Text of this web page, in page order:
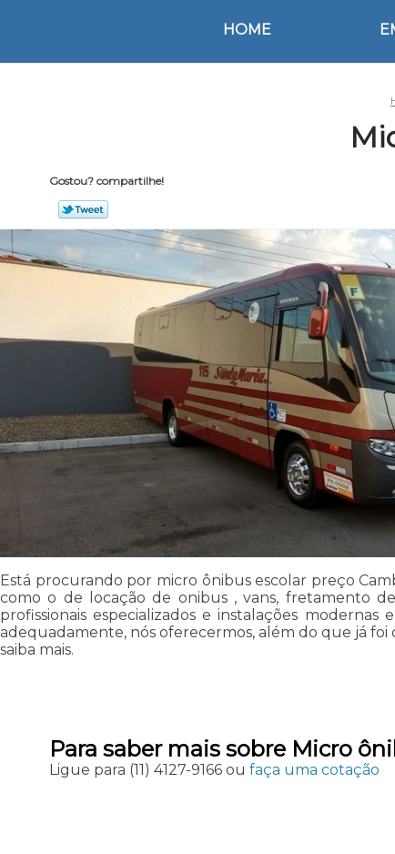
HOME
Gostou? compartilhe!
Está procurando por micro ônibus escolar preço
como o de locação de onibus , vans, fretamento
profissionais especializados e instalações
adequadamente, nós oferecermos, além do que já foi
saiba mais.
Para saber mais sobre Micro
Ligue para (11) 4127-9166ou faça uma cotação